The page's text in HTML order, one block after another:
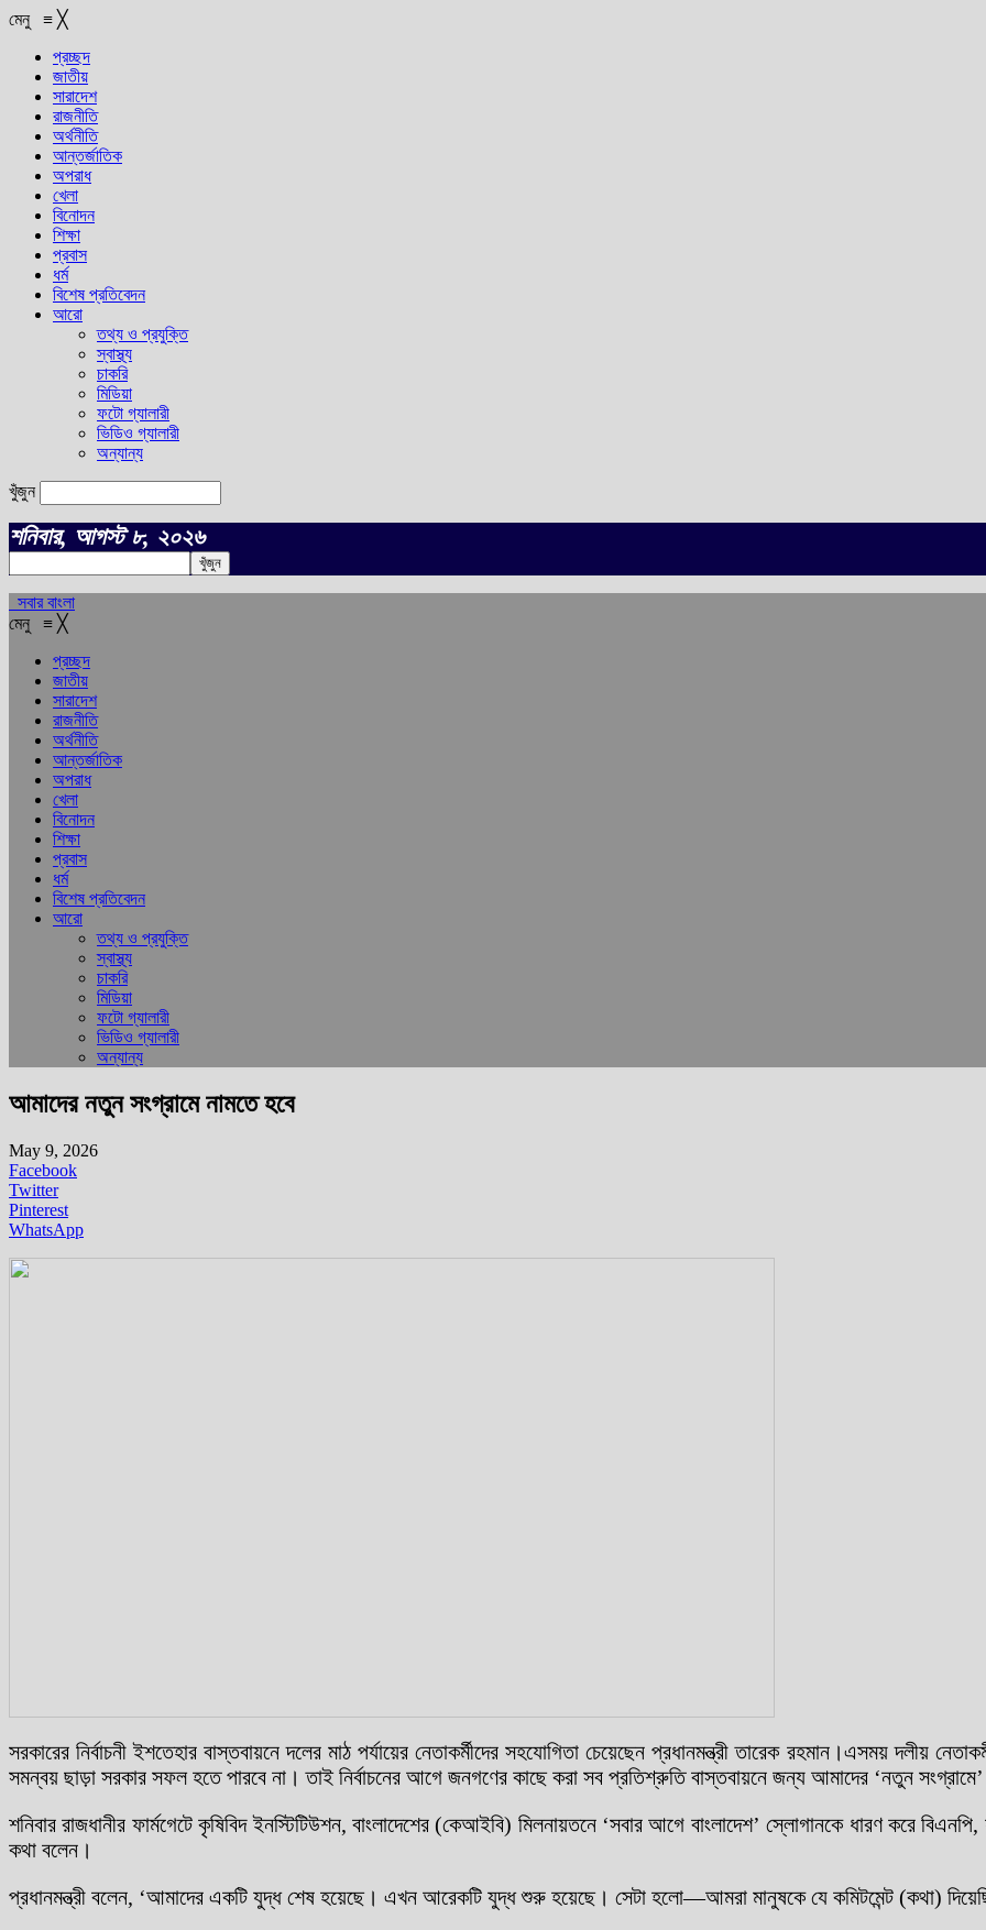
মেনু ≡ ╳
প্রচ্ছদ
জাতীয়
সারাদেশ
রাজনীতি
অর্থনীতি
আন্তর্জাতিক
অপরাধ
খেলা
বিনোদন
শিক্ষা
প্রবাস
ধর্ম
বিশেষ প্রতিবেদন
আরো
তথ্য ও প্রযুক্তি
স্বাস্থ্য
চাকরি
মিডিয়া
ফটো গ্যালারী
ভিডিও গ্যালারী
অন্যান্য
খুঁজুন
শনিবার, আগস্ট ৮, ২০২৬
সবার বাংলা
মেনু ≡ ╳
প্রচ্ছদ
জাতীয়
সারাদেশ
রাজনীতি
অর্থনীতি
আন্তর্জাতিক
অপরাধ
খেলা
বিনোদন
শিক্ষা
প্রবাস
ধর্ম
বিশেষ প্রতিবেদন
আরো
তথ্য ও প্রযুক্তি
স্বাস্থ্য
চাকরি
মিডিয়া
ফটো গ্যালারী
ভিডিও গ্যালারী
অন্যান্য
আমাদের নতুন সংগ্রামে নামতে হবে
May 9, 2026
Facebook
Twitter
Pinterest
WhatsApp
সরকারের নির্বাচনী ইশতেহার বাস্তবায়নে দলের মাঠ পর্যায়ের নেতাকর্মীদের সহযোগিতা চেয়েছেন প্রধানমন্ত্রী তারেক রহমান।এসময় দলীয়
সমন্বয় ছাড়া সরকার সফল হতে পারবে না। তাই নির্বাচনের আগে জনগণের কাছে করা সব প্রতিশ্রুতি বাস্তবায়নে জন্য আমাদের ‘নতুন
শনিবার রাজধানীর ফার্মগেটে কৃষিবিদ ইনস্টিটিউশন, বাংলাদেশের (কেআইবি) মিলনায়তনে ‘সবার আগে বাংলাদেশ’ স্লোগানকে ধারণ করে
কথা বলেন।
প্রধানমন্ত্রী বলেন, ‘আমাদের একটি যুদ্ধ শেষ হয়েছে। এখন আরেকটি যুদ্ধ শুরু হয়েছে। সেটা হলো—আমরা মানুষকে যে কমিটমেন্ট (কথা)